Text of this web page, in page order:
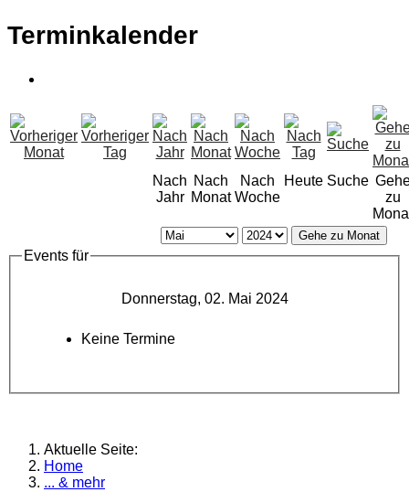
Terminkalender
Nach
Jahr
Nach
Monat
Nach
Woche
Heute Suche
zu
Gehe zu Monat
Events für
Donnerstag, 02. Mai 2024
Keine Termine
Aktuelle Seite:
Home
... & mehr